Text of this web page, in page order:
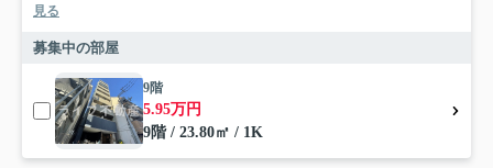
見る
募集中の部屋
9階
5.95万円
9階 / 23.80㎡ / 1K